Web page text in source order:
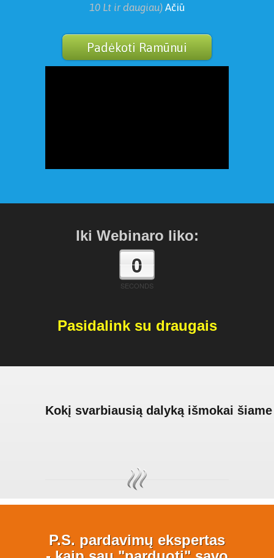
10 Lt ir daugiau) Ačiū
Padėkoti Ramūnui
Iki Webinaro liko:
0
SECONDS
Pasidalink su draugais
Kokį svarbiausią dalyką išmokai
P.S. pardavimų ekspertas